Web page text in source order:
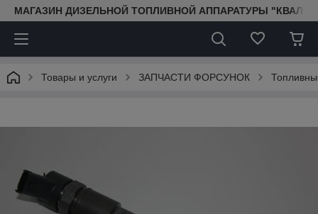
МАГАЗИН ДИЗЕЛЬНОЙ ТОПЛИВНОЙ АППАРАТУРЫ
Товары и услуги ЗАПЧАСТИ ФОРСУНОК